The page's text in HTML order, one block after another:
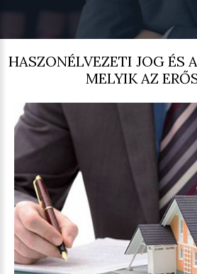
HASZONÉLVEZETI JOG ÉS
MELYIK AZ